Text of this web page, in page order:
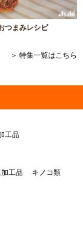
つまみレシピ
＞ 特集一覧はこちら
工品
工品
キノコ類